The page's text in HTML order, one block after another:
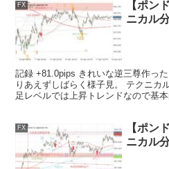
FX
【ポン
ニカル
記録 +81.0pips きれいな逆三尊作っ
りあえずしばらく様子見。 テクニカ
足レベルでは上昇トレンドなので基
FX
【ポン
ニカル